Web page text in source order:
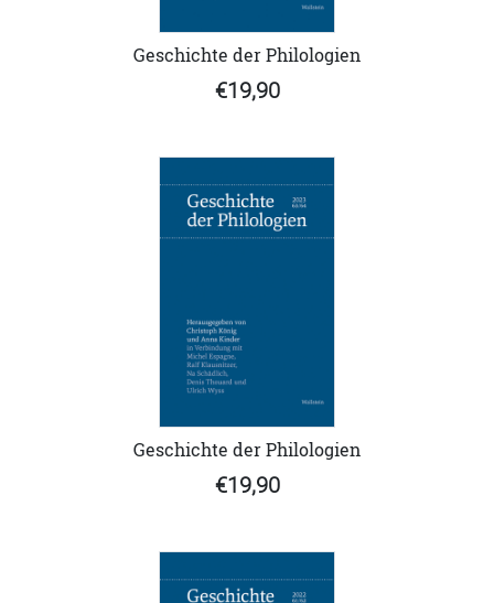
Geschichte der Philologien
€19,90
Geschichte der Philologien
€19,90